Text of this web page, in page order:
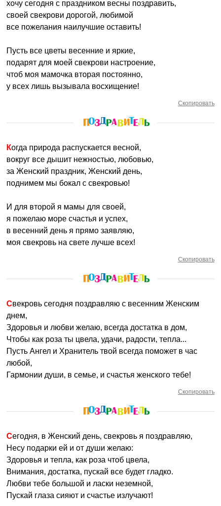
хочу сегодня с праздником весны поздравить,
своей свекрови дорогой, любимой
все пожелания наилучшие оставить!
Пусть все цветы весенние и яркие,
подарят для моей свекрови настроение,
чтоб моя мамочка вторая постоянно,
у всех лишь вызывала восхищение!
Скопировать
Когда природа распускается весной,
вокруг все дышит нежностью, любовью,
за Женский праздник, Женский день,
поднимем мы бокал с свекровью!
И для второй я мамы для своей,
я пожелаю море счастья и успех,
в весенний день я прямо заявляю,
моя свекровь на свете лучше всех!
Скопировать
Свекровь сегодня поздравляю с весенним Женским
днем,
Здоровья и любви желаю, всегда достатка в дом,
Чтобы как роза ты цвела, удачи, радости, тепла...
Пусть Ангел и Хранитель твой всегда поможет в час
любой,
Гармонии души, в семье, и счастья женского тебе!
Скопировать
Сегодня, в Женский день, свекровь я поздравляю,
Несу подарки ей и от души желаю:
Здоровья и тепла, как роза чтоб цвела,
Внимания, достатка, пускай все будет гладко.
Любви тебе большой и ласки неземной,
Пускай глаза сияют и счастье излучают!